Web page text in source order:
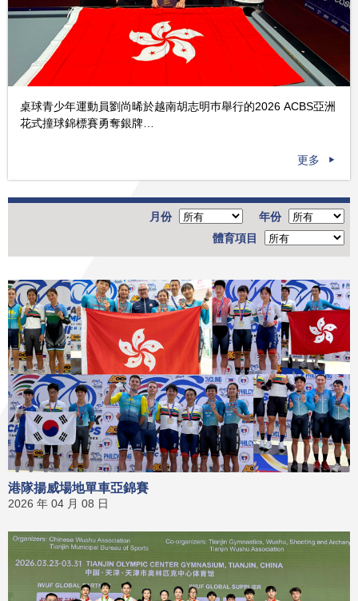
桌球青少年運動員劉尚晞於越南胡志明巿舉行的2026 ACBS亞洲
花式撞球錦標賽勇奪銀牌…
更多
年份
月份
體育項目
港隊揚威場地單車亞錦賽
2026 年 04 月 08 日